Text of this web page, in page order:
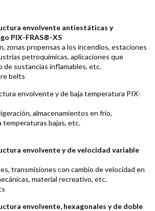
envolvente antiestáticas y
PIX-FRAS®-XS
zonas propensas a los incendios, estaciones
petroquímicas, aplicaciones que
de sustancias inflamables, etc.
belts
envolvente y de baja temperatura PIX-
almacenamientos en frío,
temperaturas bajas, etc.
envolvente y de velocidad variable
transmisiones con cambio de velocidad en
material recreativo, etc.
envolvente, hexagonales y de doble